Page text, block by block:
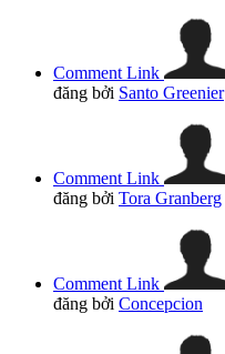
Comment Link
đăng bởi Santo Greenier
Comment Link
đăng bởi Tora Granberg
Comment Link
đăng bởi Concepcion